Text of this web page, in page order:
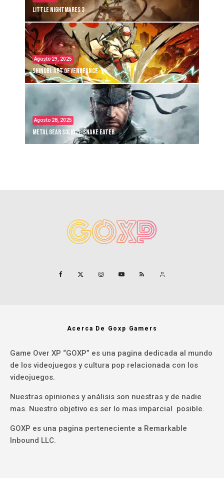
Little Nightmares 3
Agosto 29, 2025
Shinobi: Art of Vengeance
Agosto 28, 2025
Metal Gear Solid Δ: Snake Eater
Acerca De Goxp Gamers
Game Over XP “GOXP” es una pagina dedicada al mundo
de los videojuegos y cultura pop relacionada con los
videojuegos.
Nuestras opiniones y análisis son nuestras y de nadie
mas. Nuestro objetivo es ser lo mas imparcial posible.
GOXP es una pagina perteneciente a Remarkable
Inbound LLC.